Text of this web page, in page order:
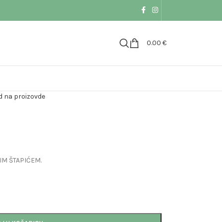
0.00 €
na proizovde
ŠTAPIĆEM.